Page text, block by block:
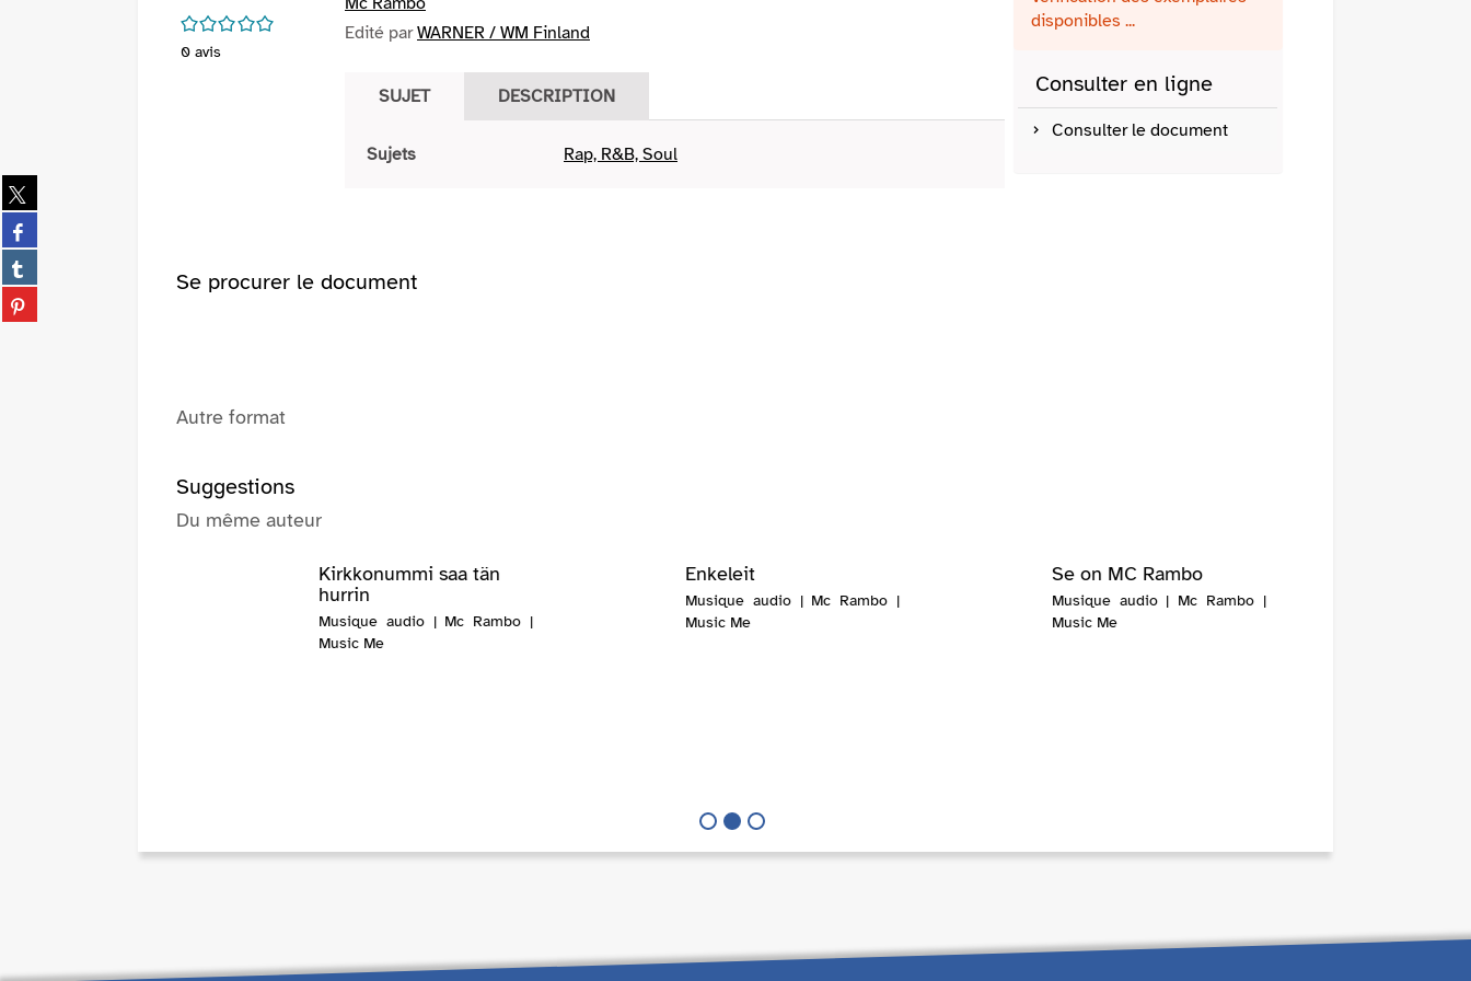
Partager
sur
twitter
(Nouvelle
fenêtre)
Partager
sur
facebook
(Nouvelle
fenêtre)
Partager
sur
tumblr
Partager
sur
/5
0 avis
Edité parWARNER / WM Finland
SUJET DESCRIPTION
Sujets Rap, R&B, Soul
disponibles ...
Consulter en ligne
Consulter le document
Se procurer le document
Autre format
Suggestions
Du même auteur
Enkeleit
Musique audio | Mc Rambo |
Music Me
Se on MC Rambo
Musique audio | Mc Rambo |
Music Me
Kirkkonummi saa tän
hurrin
Musique audio | Mc Rambo |
Music Me